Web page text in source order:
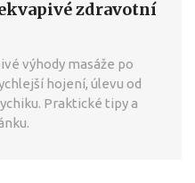
zdravotní
výhody masáže po
hojení, úlevu od
Praktické tipy a